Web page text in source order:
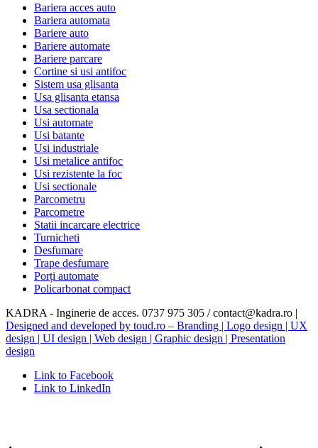
Bariera acces auto
Bariera automata
Bariere auto
Bariere automate
Bariere parcare
Cortine si usi antifoc
Sistem usa glisanta
Usa glisanta etansa
Usa sectionala
Usi automate
Usi batante
Usi industriale
Usi metalice antifoc
Usi rezistente la foc
Usi sectionale
Parcometru
Parcometre
Statii incarcare electrice
Turnicheti
Desfumare
Trape desfumare
Porți automate
Policarbonat compact
KADRA - Inginerie de acces. 0737 975 305 / contact@kadra.ro |
Designed and developed by toud.ro – Branding | Logo design | UX
design | UI design | Web design | Graphic design | Presentation
design
Link to Facebook
Link to LinkedIn